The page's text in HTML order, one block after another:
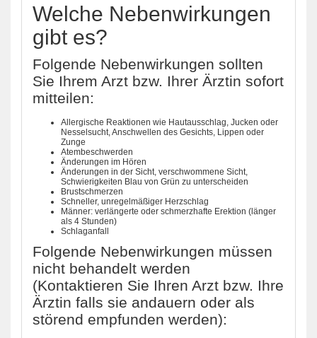
Welche Nebenwirkungen
gibt es?
Folgende Nebenwirkungen sollten
Sie Ihrem Arzt bzw. Ihrer Ärztin sofort
mitteilen:
Allergische Reaktionen wie Hautausschlag, Jucken oder
Nesselsucht, Anschwellen des Gesichts, Lippen oder
Zunge
Atembeschwerden
Änderungen im Hören
Änderungen in der Sicht, verschwommene Sicht,
Schwierigkeiten Blau von Grün zu unterscheiden
Brustschmerzen
Schneller, unregelmäßiger Herzschlag
Männer: verlängerte oder schmerzhafte Erektion (länger
als 4 Stunden)
Schlaganfall
Folgende Nebenwirkungen müssen
nicht behandelt werden
(Kontaktieren Sie Ihren Arzt bzw. Ihre
Ärztin falls sie andauern oder als
störend empfunden werden):